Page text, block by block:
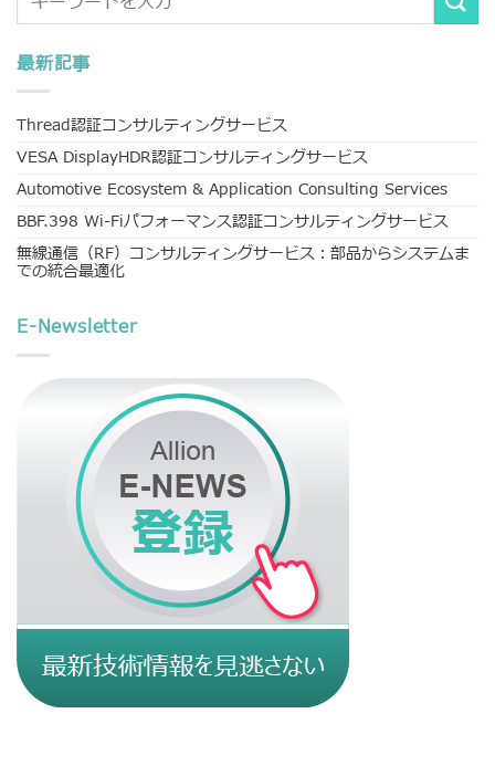
最新記事
Thread認証コンサルティングサービス
VESA DisplayHDR認証コンサルティングサービス
Automotive Ecosystem & Application Consulting Services
BBF.398 Wi-Fiパフォーマンス認証コンサルティングサービス
無線通信（RF）コンサルティングサービス：部品からシステムま
での統合最適化
E-Newsletter